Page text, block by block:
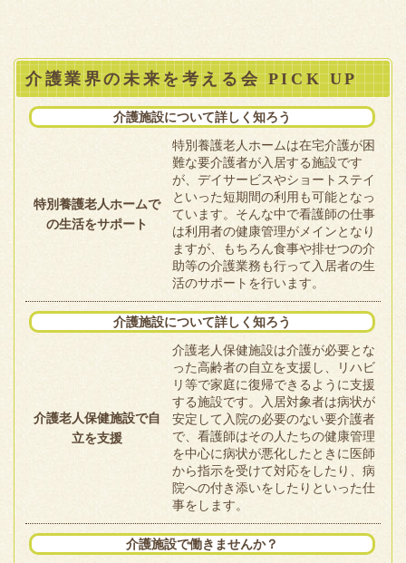
介護業界の未来を考える会 PICK UP
介護施設について詳しく知ろう
特別養護老人ホームで
の生活をサポート
特別養護老人ホームは在宅介護が困
難な要介護者が入居する施設です
が、デイサービスやショートステイ
といった短期間の利用も可能となっ
ています。そんな中で看護師の仕事
は利用者の健康管理がメインとなり
ますが、もちろん食事や排せつの介
助等の介護業務も行って入居者の生
活のサポートを行います。
介護施設について詳しく知ろう
介護老人保健施設で自
立を支援
介護老人保健施設は介護が必要とな
った高齢者の自立を支援し、リハビ
リ等で家庭に復帰できるように支援
する施設です。入居対象者は病状が
安定して入院の必要のない要介護者
で、看護師はその人たちの健康管理
を中心に病状が悪化したときに医師
から指示を受けて対応をしたり、病
院への付き添いをしたりといった仕
事をします。
介護施設で働きませんか？